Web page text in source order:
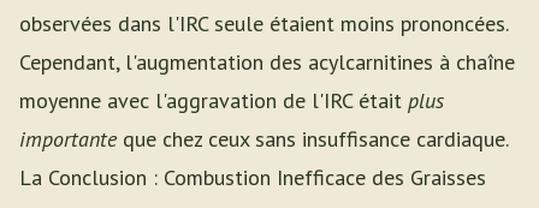
observées dans l'IRC seule étaient moins prononcées.
Cependant, l'augmentation des acylcarnitines à chaîne
moyenne avec l'aggravation de l'IRC était plus
importante que chez ceux sans insuffisance cardiaque.
La Conclusion : Combustion Inefficace des Graisses